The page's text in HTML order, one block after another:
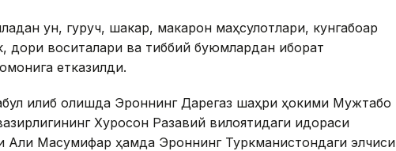
ун, гуруч, шакар, макарон маҳсулотлари, кунгабоқар
дори воситалари ва тиббий буюмлардан иборат
етказилди.
қилиб олишда Эроннинг Дарегаз шаҳри ҳокими Мужтабо
Хуросон Разавий вилоятидаги идораси
Али Масумифар ҳамда Эроннинг Туркманистондаги элчиси